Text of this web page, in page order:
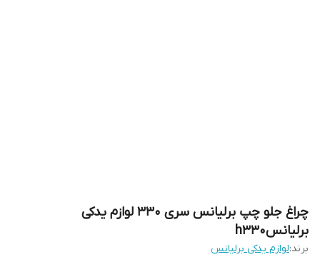
چراغ جلو چپ برلیانس سری ۳۳۰ لوازم یدکی
برلیانسh330
برند:لوازم یدکی برلیانس